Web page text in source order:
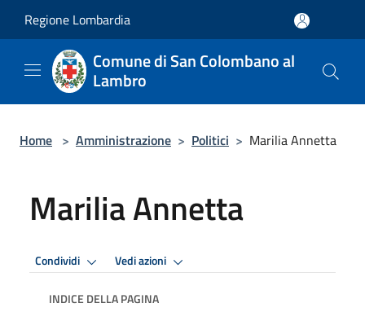
Regione Lombardia
Comune di San Colombano al
Lambro
Home > Amministrazione > Politici > Marilia Annetta
Marilia Annetta
Condividi Vedi azioni
INDICE DELLA PAGINA